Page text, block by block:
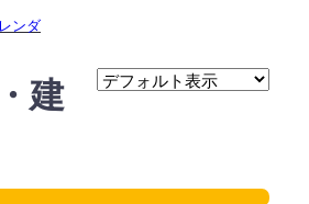
ンダ
建